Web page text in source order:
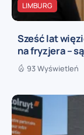
LIMBURG
Sześć lat
na fryzjera –
93 Wyświetleń